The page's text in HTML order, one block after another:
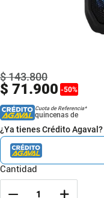
$ 71.900 -50%
$143.800
Cuota de Referencia*
quincenas de
¿Ya tienes Crédito Agaval?
Cantidad